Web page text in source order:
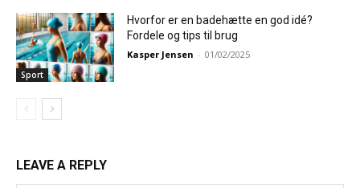
Sport
Hvorfor er en badehætte en god idé?
Fordele og tips til brug
Kasper Jensen - 01/02/2025
LEAVE A REPLY